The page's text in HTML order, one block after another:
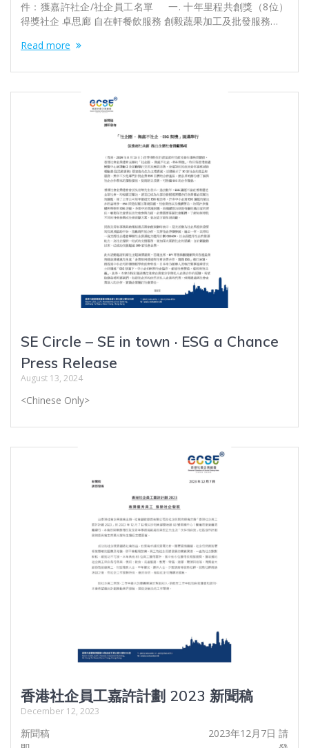
件：獲嘉許社企/社企員工名單 一. 十年里程共創獎（8位）
得獎社企 卓思廊 自在軒餐飲服務 創毅蔬果加工及批發服務…
Read more
SE Circle – SE in town · ESG a Chance
Press Release
August 13, 2024
<Chinese Only>
香港社企員工嘉許計劃 2023 新聞稿
December 12, 2023
新聞稿 2023年12月7日 請